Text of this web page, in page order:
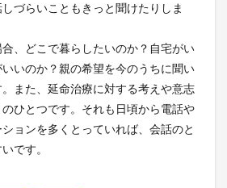
づらいこともきっと聞けたりしま
、どこで暮らしたいのか？自宅がい
いのか？親の希望を今のうちに聞い
また、延命治療に対する考えや意志
ひとつです。それも日頃から電話や
ョンを多くとっていれば、会話のと
です。